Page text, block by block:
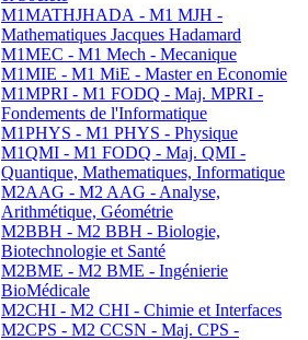
M1MATHJHADA - M1 MJH -
Mathematiques Jacques Hadamard
M1MEC - M1 Mech - Mecanique
M1MIE - M1 MiE - Master en Economie
M1MPRI - M1 FODQ - Maj. MPRI -
Fondements de l'Informatique
M1PHYS - M1 PHYS - Physique
M1QMI - M1 FODQ - Maj. QMI -
Quantique, Mathematiques, Informatique
M2AAG - M2 AAG - Analyse,
Arithmétique, Géométrie
M2BBH - M2 BBH - Biologie,
Biotechnologie et Santé
M2BME - M2 BME - Ingénierie
BioMédicale
M2CHI - M2 CHI - Chimie et Interfaces
M2CPS - M2 CCSN - Maj. CPS -